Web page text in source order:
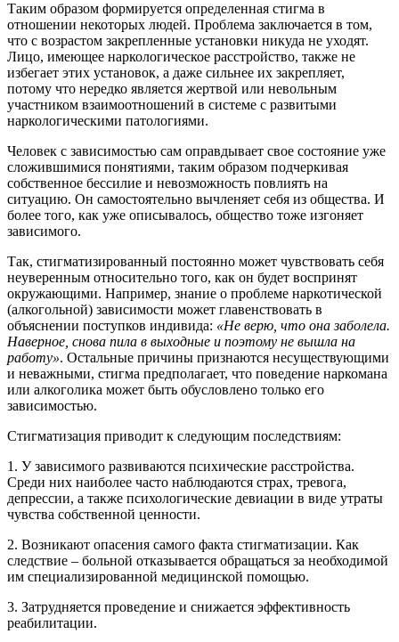
Таким образом формируется определенная стигма в
отношении некоторых людей. Проблема заключается в том,
что с возрастом закрепленные установки никуда не уходят.
Лицо, имеющее наркологическое расстройство, также не
избегает этих установок, а даже сильнее их закрепляет,
потому что нередко является жертвой или невольным
участником взаимоотношений в системе с развитыми
наркологическими патологиями.
Человек с зависимостью сам оправдывает свое состояние уже
сложившимися понятиями, таким образом подчеркивая
собственное бессилие и невозможность повлиять на
ситуацию. Он самостоятельно вычленяет себя из общества. И
более того, как уже описывалось, общество тоже изгоняет
зависимого.
Так, стигматизированный постоянно может чувствовать себя
неуверенным относительно того, как он будет воспринят
окружающими. Например, знание о проблеме наркотической
(алкогольной) зависимости может главенствовать в
объяснении поступков индивида: «Не верю, что она заболела.
Наверное, снова пила в выходные и поэтому не вышла на
работу». Остальные причины признаются несуществующими
и неважными, стигма предполагает, что поведение наркомана
или алкоголика может быть обусловлено только его
зависимостью.
Стигматизация приводит к следующим последствиям:
1. У зависимого развиваются психические расстройства.
Среди них наиболее часто наблюдаются страх, тревога,
депрессии, а также психологические девиации в виде утраты
чувства собственной ценности.
2. Возникают опасения самого факта стигматизации. Как
следствие – больной отказывается обращаться за необходимой
им специализированной медицинской помощью.
3. Затрудняется проведение и снижается эффективность
реабилитации.